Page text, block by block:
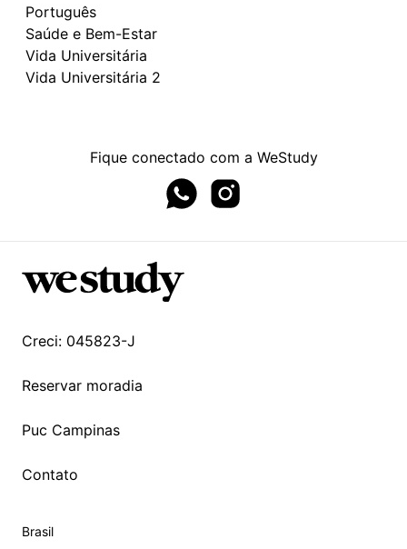
Português
Saúde e Bem-Estar
Vida Universitária
Vida Universitária 2
Fique conectado com a WeStudy
Creci: 045823-J
Reservar moradia
Puc Campinas
Contato
Brasil